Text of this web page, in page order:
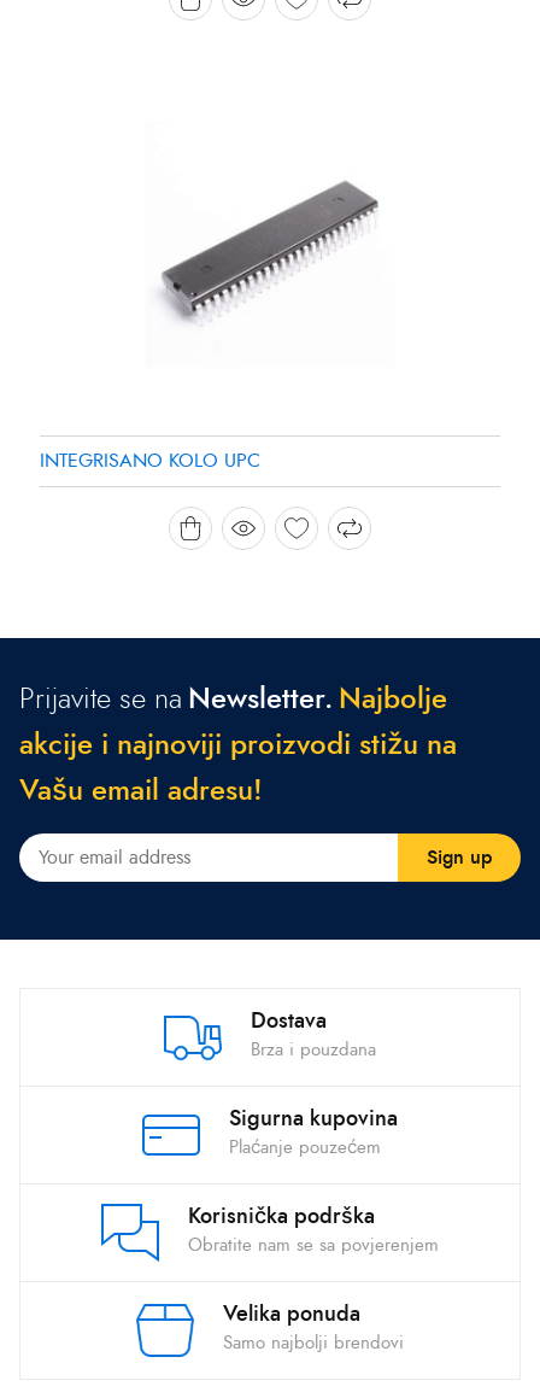
INTEGRISANO KOLO UPC
Prijavite se na Newsletter. Naj bo je
a kcije i najnoviji proizvod i stižu na
Vašu emai ad resu!
Dostava
Brza i pouzdana
Sigurna kupovina
Plaćanje pouzećem
Korisnička podrška
Obratite nam se sa povjerenjem
Velika ponuda
Samo najbolji brendovi